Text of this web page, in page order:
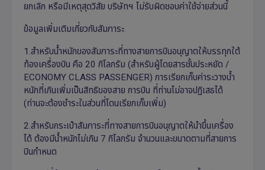
ยกเลิก หรือมีเหตุสุดวิสัย บริษัทฯ ไม่รับผิดชอบค่าใช้จ่ายส่วนนี้
ข้อมูลเพิ่มเติมเกี่ยวกับสัมภาระ
1.สำหรับน้ำหนักของสัมภาระที่ทางสายการบินอนุญาตให้บรรทุกใต้
ท้องเครื่องบิน คือ 20 กิโลกรัม (สำหรับผู้โดยสารชั้นประหยัด /
ECONOMY CLASS PASSENGER) การเรียกเก็บค่าระวางน้ำ
หนักที่เกินเพิ่มเป็นสิทธิของสาย การบิน ที่ท่านไม่อาจปฏิเสธได้
(ท่านจะต้องชำระในส่วนที่โดนเรียกเก็บเพิ่ม)
2.สำหรับกระเป๋าสัมภาระที่ทางสายการบินอนุญาตให้นำขึ้นเครื่อง
ได้ ต้องมีน้ำหนักไม่เกิน 7 กิโลกรัม จำนวนและขนาดตามที่สายการ
บินกำหนด